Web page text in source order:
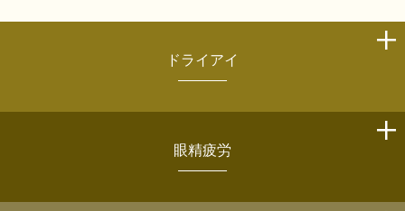
ドライアイ
眼精疲労